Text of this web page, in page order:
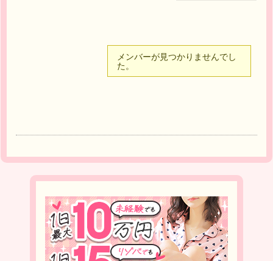
メンバーが見つかりませんでし
た。